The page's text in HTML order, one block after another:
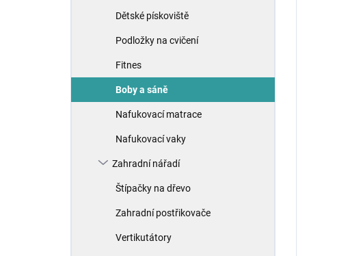
Dětské pískoviště
Podložky na cvičení
Fitnes
Boby a sáně
Nafukovací matrace
Nafukovací vaky
Zahradní nářadí
Štípačky na dřevo
Zahradní postřikovače
Vertikutátory